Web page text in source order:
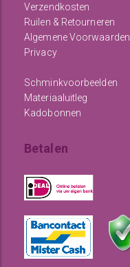
Verzendkosten
Ruilen & Retourneren
Algemene Voorwaarden
Privacy
Schminkvoorbeelden
Materiaaluitleg
Kadobonnen
Betalen